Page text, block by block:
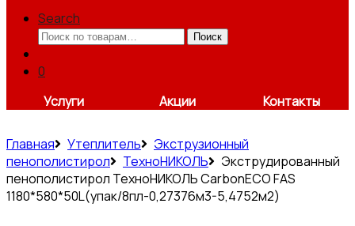
Search
Искать:
Поиск
0
Услуги
Акции Контакты
Главная Утеплитель
Экструзионный
пенополистирол
ТехноНИКОЛЬ
Экструдированный
пенополистирол ТехноНИКОЛЬ CarbonECO FAS
1180*580*50L(упак/8пл-0,27376м3-5,4752м2)